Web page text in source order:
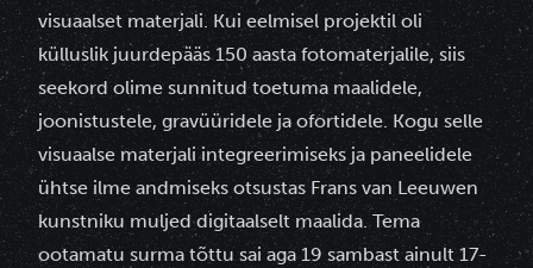
visuaalset materjali. Kui eelmisel projektil oli
külluslik juurdepääs 150 aasta fotomaterjalile, siis
seekord olime sunnitud toetuma maalidele,
joonistustele, gravüüridele ja ofortidele. Kogu selle
visuaalse materjali integreerimiseks ja paneelidele
ühtse ilme andmiseks otsustas Frans van Leeuwen
kunstniku muljed digitaalselt maalida. Tema
ootamatu surma tõttu sai aga 19 sambast ainult 17-